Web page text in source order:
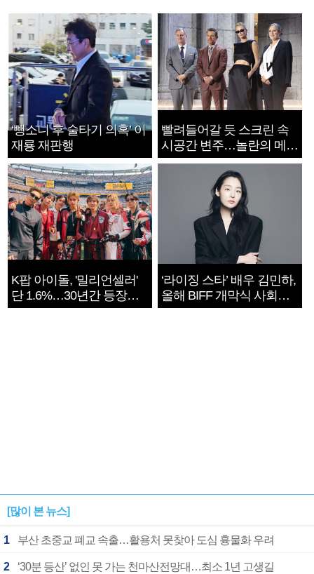
‘뺑소니 후 술타기 의혹’ 이
재룡 재판행
빨려들어갈 듯 스크린 속
시공간 변주…놀란의 메시
지는 ‘전쟁 속죄’
K팝 아이돌, '밀리언셀러'
단 1.6%…30년간 등장
1182개팀 전수조사
‘라이징 스타’ 배우 김민하,
올해 BIFF 개막식 사회자
확정
[많이 본 뉴스]
1 부산 초중교 폐교 속출…활용처 못찾아 도심 흉물화 우려
2 ‘30분 등산’ 없인 못 가는 천마산전망대…최소 1년 고생길